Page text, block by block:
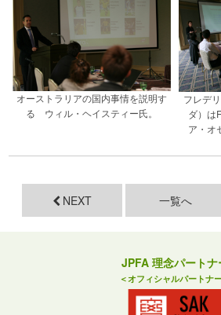
オーストラリアの国内事情を説明す
る ウィル・ヘイスティー氏。
フレデ
ダ）は
ア・オ
NEXT 一覧へ
JPFA 理念パートナ
＜オフィシャルパートナ